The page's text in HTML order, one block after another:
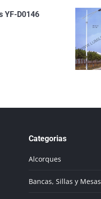
YF-D0146
Categorias
Alcorques
Bancas, Sillas y Mesas